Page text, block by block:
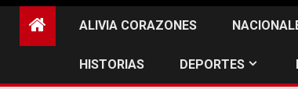
ALIVIA CORAZONES
HISTORIAS DEPORTES